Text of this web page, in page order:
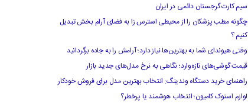
سیم کارت گرجستان دائمی در ایران
چگونه مطب پزشکان را از محیطی استرس زا به فضای آرام بخش تبدیل
کنیم ؟
وقتی هیوندای شما به بهترین‌ها نیاز دارد؛ آرامش را به جاده برگردانید
قیمت گوشی‌های تازه‌وارد؛ نگاهی به نرخ مدل‌های جدید بازار
راهنمای خرید دستگاه وندینگ: انتخاب بهترین مدل برای فروش خودکار
لوازم استوک کامیون؛ انتخاب هوشمند یا پرخطر؟